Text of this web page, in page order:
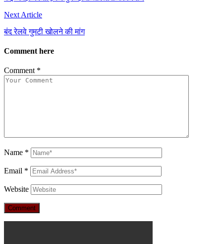
Next Article
बंद रेलवे गुमटी खोलने की मांग
Comment here
Comment *
Name *
Email *
Website